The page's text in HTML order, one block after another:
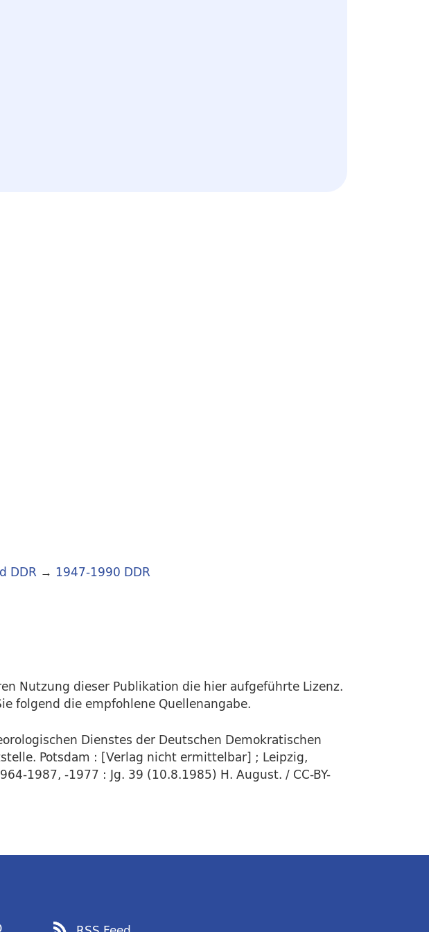
DDR → 1947-1990 DDR
Nutzung dieser Publikation die hier aufgeführte Lizenz.
folgend die empfohlene Quellenangabe.
Dienstes der Deutschen Demokratischen
Potsdam : [Verlag nicht ermittelbar] ; Leipzig,
1987, -1977 : Jg. 39 (10.8.1985) H. August. / CC-BY-